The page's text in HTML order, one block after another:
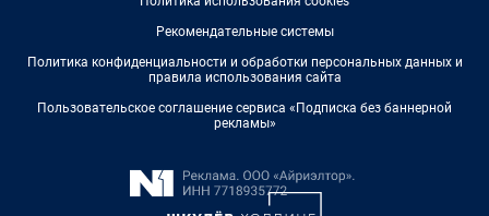
Рекомендательные системы
Политика конфиденциальности и обработки персональных данных и
правила использования сайта
Пользовательское соглашение сервиса «Подписка без баннерной
рекламы»